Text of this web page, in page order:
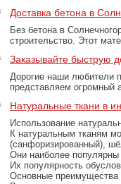
Доставка бетона в
Без бетона в
строительство. Этот
Заказывайте быструю
Дорогие наши любители
представляем огромный
Натуральные ткани в
Использование
К натуральным тканям
(санфоризированный),
Они наиболее популярны
Их популярность
Основные преимущества